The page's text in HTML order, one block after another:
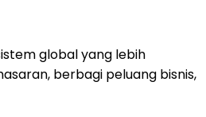
global yang lebih
berbagi peluang bisnis,